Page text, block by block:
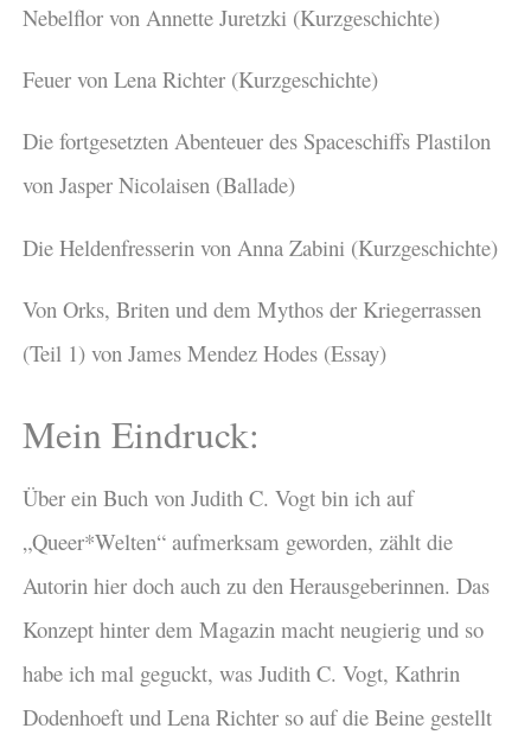
Nebelflor von Annette Juretzki (Kurzgeschichte)
Feuer von Lena Richter (Kurzgeschichte)
Die fortgesetzten Abenteuer des Spaceschiffs Plastilon
von Jasper Nicolaisen (Ballade)
Die Heldenfresserin von Anna Zabini (Kurzgeschichte)
Von Orks, Briten und dem Mythos der Kriegerrassen
(Teil 1) von James Mendez Hodes (Essay)
Mein Eindruck:
Über ein Buch von Judith C. Vogt bin ich auf
„Queer*Welten“ aufmerksam geworden, zählt die
Autorin hier doch auch zu den Herausgeberinnen. Das
Konzept hinter dem Magazin macht neugierig und so
habe ich mal geguckt, was Judith C. Vogt, Kathrin
Dodenhoeft und Lena Richter so auf die Beine gestellt